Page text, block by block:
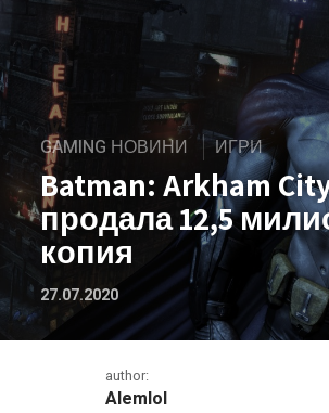
GAMING НОВИНИ ИГРИ
Batman: Arkham
продала 12,5
копия
27.07.2020
author:
Alemlol